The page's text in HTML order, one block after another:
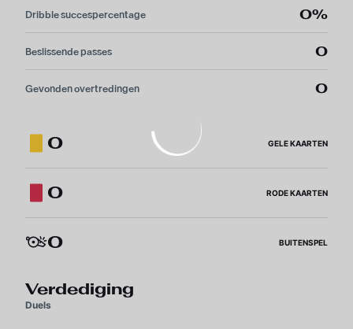
Dribble succespercentage 0%
Beslissende passes 0
Gevonden overtredingen 0
0 GELE KAARTEN
0 RODE KAARTEN
0 BUITENSPEL
Verdediging
Duels